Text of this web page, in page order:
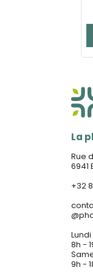
La
Rue
6941
+32
@
8h -
9h -